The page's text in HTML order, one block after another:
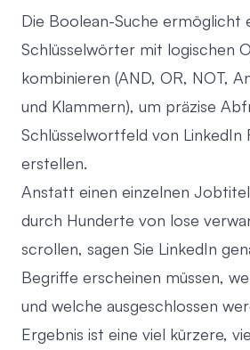
Die Boolean-Suche ermöglicht
Schlüsselwörter mit logischen
kombinieren (AND, OR, NOT,
und Klammern), um präzise
Schlüsselwortfeld von LinkedIn
erstellen.
Anstatt einen einzelnen
durch Hunderte von lose
scrollen, sagen Sie LinkedIn
Begriffe erscheinen müssen,
und welche ausgeschlossen
Ergebnis ist eine viel kürzere,